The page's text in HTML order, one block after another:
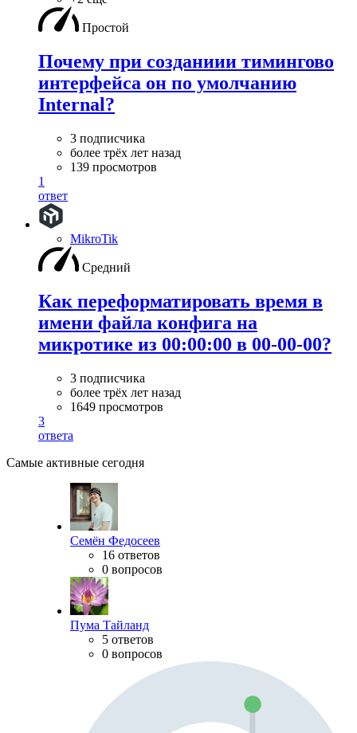
Простой
Почему при созданиии тимингово
интерфейса он по умолчанию
Internal?
3 подписчика
более трёх лет назад
139 просмотров
1
ответ
MikroTik
Средний
Как переформатировать время в
имени файла конфига на
микротике из 00:00:00 в 00-00-00?
3 подписчика
более трёх лет назад
1649 просмотров
3
ответа
Самые активные сегодня
Семён Федосеев
16 ответов
0 вопросов
Пума Тайланд
5 ответов
0 вопросов